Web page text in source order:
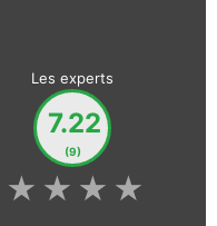
Les experts
7.22
(9)
★
★
★
★